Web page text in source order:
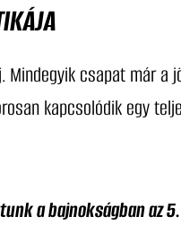
Mindegyik csapat már
kapcsolódik egy
a bajnokságban az